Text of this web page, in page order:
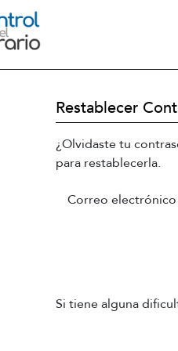
Restablecer
¿Olvidaste tu
para restablecerla.
Correo electrónico
Si tiene alguna